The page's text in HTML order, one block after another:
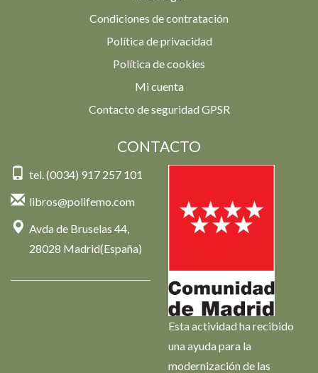
Condiciones de contratación
Política de privacidad
Política de cookies
Mi cuenta
Contacto de seguridad GPSR
CONTACTO
tel. (0034) 917 257 101
libros@polifemo.com
Avda de Bruselas 44,
28028 Madrid(España)
Esta actividad ha recibido
una ayuda para la
modernización de las